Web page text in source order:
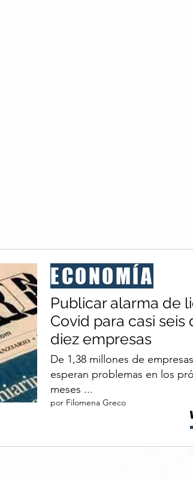
ECONOMÍA
Publicar alarma de
Covid para casi seis
diez empresas
De 1,38 millones de
esperan problemas en los
meses ...
por Filomena Greco